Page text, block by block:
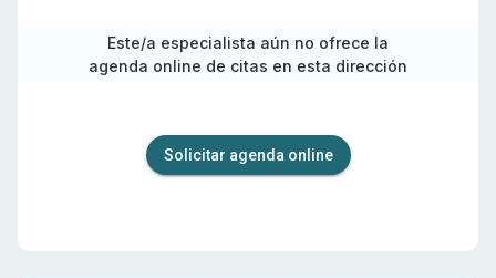
Este/a especialista aún no ofrece la
agenda online de citas en esta dirección
Solicitar agenda online